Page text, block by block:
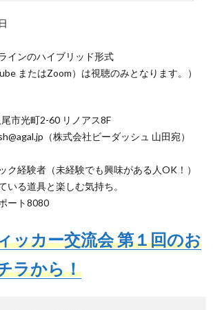
インのハイブリッド形式
またはZoom）は視聴のみとなります。）
市光町2-60 リノアス8F
（株式会社ビーダッシュ 山田宛）
ク経験者（未経験でも興味がある人OK！）
いる道具と楽しむ気持ち。
ート8080
ッカー交流会 第１回のお
ラから！